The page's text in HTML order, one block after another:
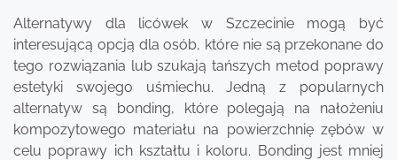
Alternatywy dla licówek w Szczecinie mogą być
interesującą opcją dla osób, które nie są przekonane do
tego rozwiązania lub szukają tańszych metod poprawy
estetyki swojego uśmiechu. Jedną z popularnych
alternatyw są bonding, które polegają na nałożeniu
kompozytowego materiału na powierzchnię zębów w
celu poprawy ich kształtu i koloru. Bonding jest mniej